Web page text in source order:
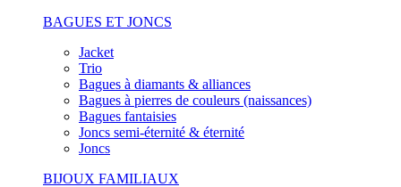
BAGUES ET JONCS
Jacket
Trio
Bagues à diamants & alliances
Bagues à pierres de couleurs (naissances)
Bagues fantaisies
Joncs semi-éternité & éternité
Joncs
BIJOUX FAMILIAUX